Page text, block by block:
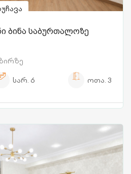
ბინა საბურთალოზე
სარ. 6 ოთა. 3